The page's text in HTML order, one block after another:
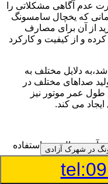
عدم آگاهی مشکلاتی را
که یخچال سامسونگ
از آن برای مصارف
کرده و از کیفیت و کارکرد
دلایل مختلف به
صداهای مختلف در
عمر موتور نیز
می کند.
آب یخچال خود استفاده
ویژه ای به منبع آب
در شهرک آزادی